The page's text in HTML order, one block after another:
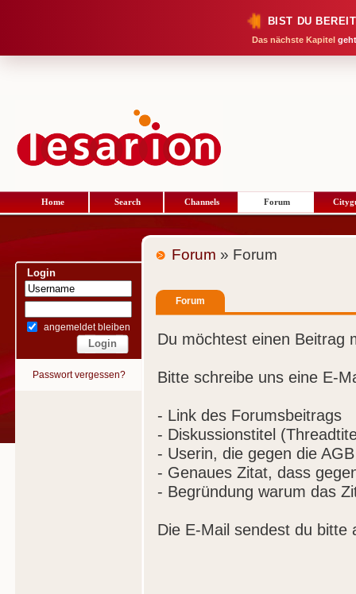
BIST DU
Das nächste Kapitel
Home Search Channels Forum
Login
angemeldet bleiben
Passwort vergessen?
Forum » Forum
Forum
Du möchtest einen Beitrag
Bitte schreibe uns eine E-
- Link des Forumsbeitrags
- Diskussionstitel
- Userin, die gegen die
- Genaues Zitat, dass
- Begründung warum das
Die E-Mail sendest du bitte